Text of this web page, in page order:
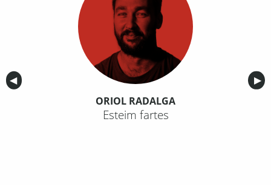
Anterior
◀︎ ▶︎
ORIOL RADALGA
Esteim fartes